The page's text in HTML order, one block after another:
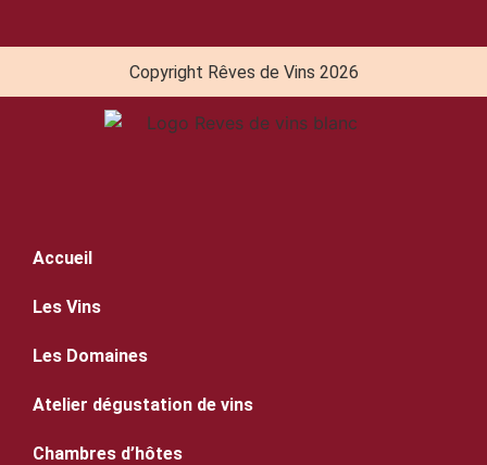
Copyright Rêves de Vins 2026
Accueil
Les Vins
Les Domaines
Atelier dégustation de vins
Chambres d’hôtes